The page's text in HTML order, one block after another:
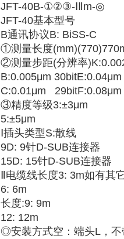
JFT-40B-①②③-ⅠⅡm-◎
JFT-40基本型号
B通讯协议B: BiSS-C
①测量长度
②测量步距(分辨率
B:0.005μm
C:0.01μm 29bitF:0.08μm
③精度等级3:±3μm
5:±5μm
Ⅰ插头类型S:散线
9D: 9针D-SUB连接器
15D: 15针D-SUB连接器
Ⅱ电缆线长度3: 3m如有其
6: 6m
长度:9: 9m
12: 12m
◎安装方式空：端头L，不